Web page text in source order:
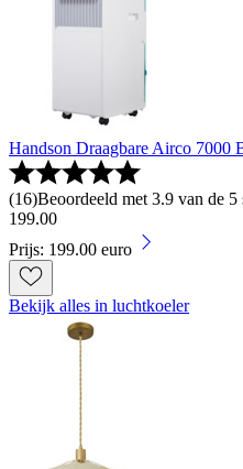
Handson Draagbare Airco 7000
(16)Beoordeeld met 3.9 van de
199.00
Prijs: 199.00 euro
Bekijk alles in luchtkoeler